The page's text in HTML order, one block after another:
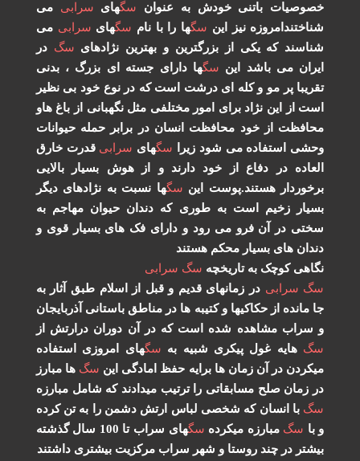
باتنی خودش به عنوان
سگهای سرابیمی
نیز اینسگ ها را با نامسگهای سرابیمی
که یکی از بزرگترین و بهترین نژادهایسگدر
می باشد اینسگ
ها دارای جسته ای بزرگ ، بدنی
پر مو و کله ای درشت است که در نوع خود بی نظیر
از این نژاد برای امور مختلفی مثل نگهبانی از باغ هاو
از خود محافظت انسان در برابر حمله حیوانات
استفاده می شود زیراسگ های سرابیقدرت خارق
در دفاع از خود دارند و از هوش بسیار بالایی
هستند.پوست اینسگ ها نسبت به نژادهای دیگر
زخیم است به طوری که دندان حیوان مهاجم به
در آن فرو می رود و دارای فک های بسیار قوی و
های بسیار محکم هستند
کوچک به تاریخچه سگ سرابی
سرابی در زمانهای قدیم و قبل از اسلام طبق آثار به
مانده از حکاکیها و کتیبه ها در مناطق باستانی آذربایجان
سراب مشاهده شده است که در آن دوران درارتش از
هایه غول پیکری شبیه بهسگهای امروزی استفاده
در آن زمان ها برایه حفظ امادگی اینسگها مبارز
زمان صلح مسابقاتی را ترتیب میدادند که شامل مبارزه
با انسان که شخصی لباس ارتش دشمن را به تن کرده
مبارزه میکرده سگ
های سراب تا 100 سال گذشته
در چند روستا و شهر سراب مرکزیت بیشتری داشتند